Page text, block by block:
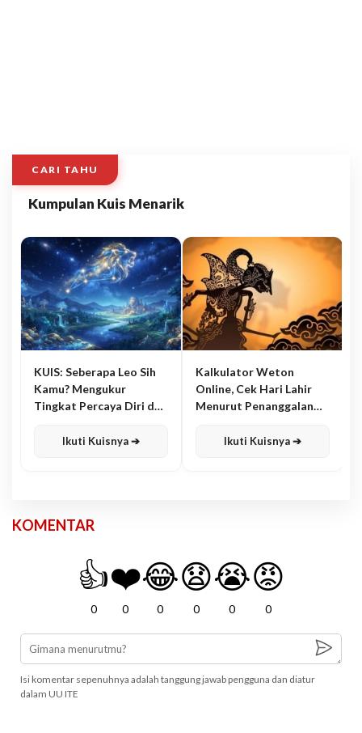
CARI TAHU
Kumpulan Kuis Menarik
KUIS: Seberapa Leo Sih
Kamu? Mengukur
Tingkat Percaya Diri dan
Ikuti Kuisnya ➔
Kalkulator Weton
Online, Cek Hari Lahir
Menurut Penanggalan
Ikuti Kuisnya ➔
KOMENTAR
👍
0
❤️
0
😂
0
😧
0
😭
0
😡
0
Isi komentar sepenuhnya adalah tanggung jawab pengguna dan diatur
dalam UU ITE